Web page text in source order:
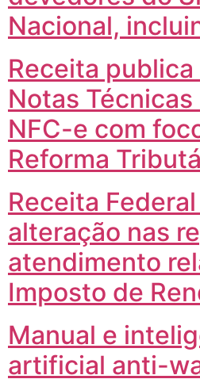
Nacional,
Receita publica
Notas
NFC-e com
Reforma
Receita
alteração nas
atendimento
Imposto de
Manual e
artificial anti-